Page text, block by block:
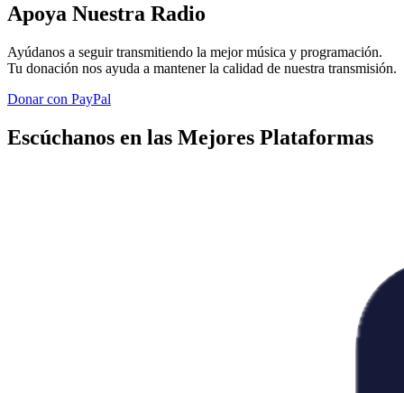
Apoya Nuestra Radio
Ayúdanos a seguir transmitiendo la mejor música y programación.
Tu donación nos ayuda a mantener la calidad de nuestra transmisión.
Donar con PayPal
Escúchanos en las Mejores Plataformas